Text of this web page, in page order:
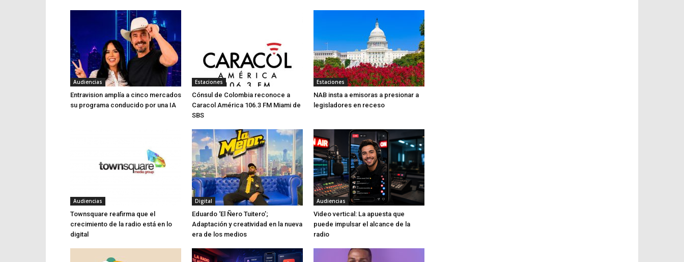
Audiencias
Entravision amplía a cinco mercados
su programa conducido por una IA
Estaciones
Cónsul de Colombia reconoce a
Caracol América 106.3 FM Miami de
SBS
Estaciones
NAB insta a emisoras a presionar a
legisladores en receso
Audiencias
Townsquare reafirma que el
crecimiento de la radio está en lo
digital
Digital
Eduardo ‘El Ñero Tuitero’;
Adaptación y creatividad en la nueva
era de los medios
Audiencias
Video vertical: La apuesta que
puede impulsar el alcance de la
radio